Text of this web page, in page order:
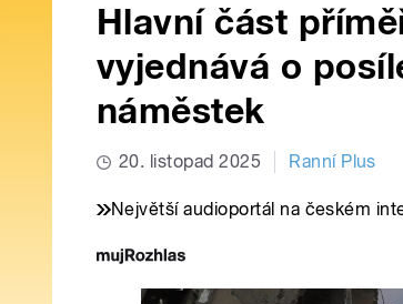
Hlavní část
vyjednává o
náměstek
20. listopad 2025 Ranní Plus
Největší audioportál na českém